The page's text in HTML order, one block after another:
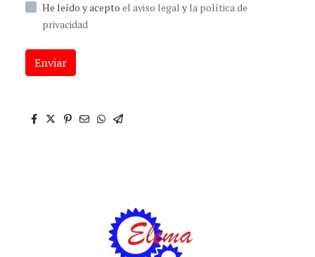
He leído y acepto el aviso legal y la política de
privacidad
Enviar